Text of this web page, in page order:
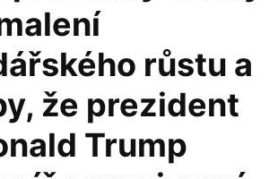
růstu a
že prezident
Trump